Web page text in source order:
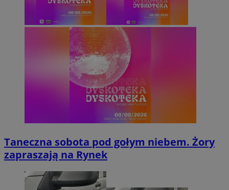
Taneczna sobota pod gołym niebem. Żory
zapraszają na Rynek